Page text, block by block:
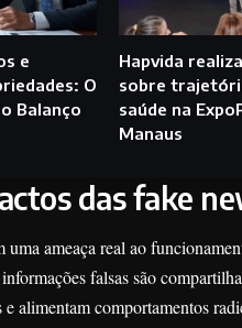
e
O
Balanço
Hapvida
sobre
saúde na
Manaus
das fake
uma ameaça real ao
falsas são
alimentam comportamentos